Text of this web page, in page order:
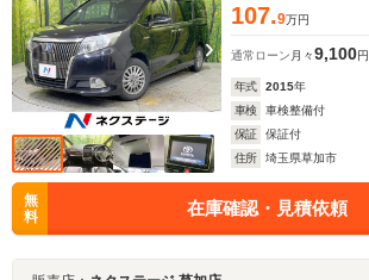
107.9万円
通常ローン 月々9,100円
年式 2015年
車検
車検整備付
保証
保証付
住所
埼玉県草加市
無
料
在庫確認・見積依頼